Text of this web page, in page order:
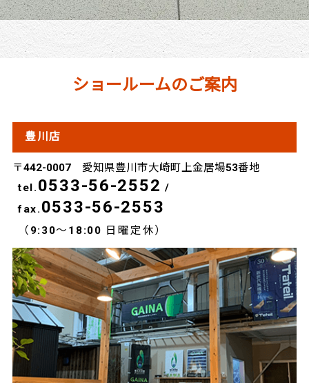
ショールームのご案内
豊川店
〒442-0007 愛知県豊川市大崎町上金居場53番地
tel. 0533-56-2552 /
fax. 0533-56-2553
（9:30～18:00 日曜定休）